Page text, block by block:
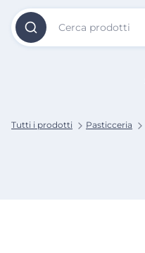
Cerca prodotti
Tutti i prodotti Pasticceria